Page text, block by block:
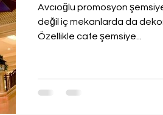
Avcıoğlu promosyon
değil iç mekanlarda da
Özellikle cafe şemsiye...